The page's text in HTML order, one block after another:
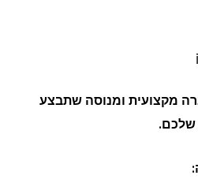
מקצועית ומנוסה שתבצע
שלכם.